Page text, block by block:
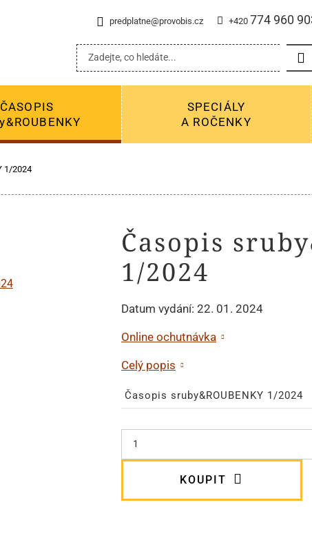
predplatne@provobis.cz +420 774 960
ČASOPIS
SPECIÁLY
A ROČENKY
1/2024
Časopis
1/2024
Datum vydání: 22. 01. 2024
Online ochutnávka
Celý popis
Časopis sruby&ROUBENKY 1/2024
KOUPIT